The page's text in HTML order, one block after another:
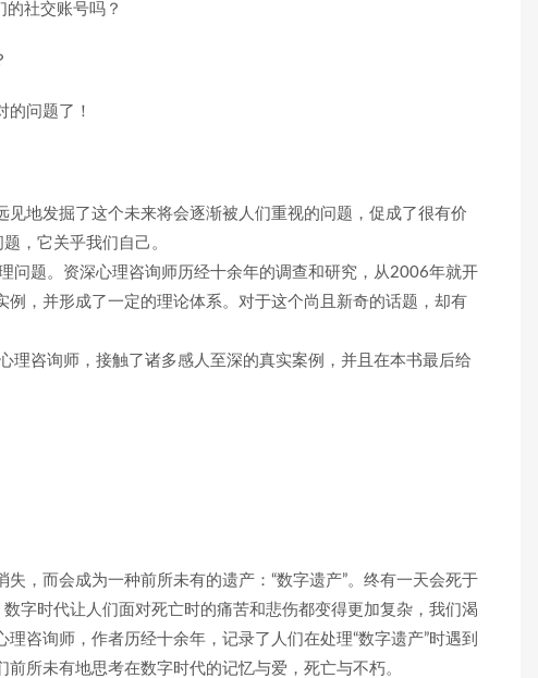
社交账号吗？
的问题了！
地发掘了这个未来将会逐渐被人们重视的问题，促成了很有价
，它关乎我们自己。
问题。资深心理咨询师历经十余年的调查和研究，从2006年就开
，并形成了一定的理论体系。对于这个尚且新奇的话题，却有
咨询师，接触了诸多感人至深的真实案例，并且在本书最后给
，而会成为一种前所未有的遗产：“数字遗产”。终有一天会死于
字时代让人们面对死亡时的痛苦和悲伤都变得更加复杂，我们渴
咨询师，作者历经十余年，记录了人们在处理“数字遗产”时遇到
所未有地思考在数字时代的记忆与爱，死亡与不朽。